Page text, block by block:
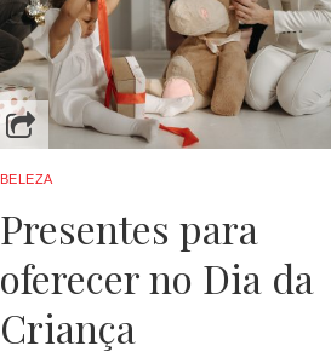
BELEZA
Presentes para
oferecer no Dia da
Criança